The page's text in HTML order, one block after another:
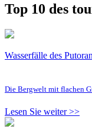
Top 10 des
Wasserfälle des
Die Bergwelt mit flachen
Lesen Sie weiter >>